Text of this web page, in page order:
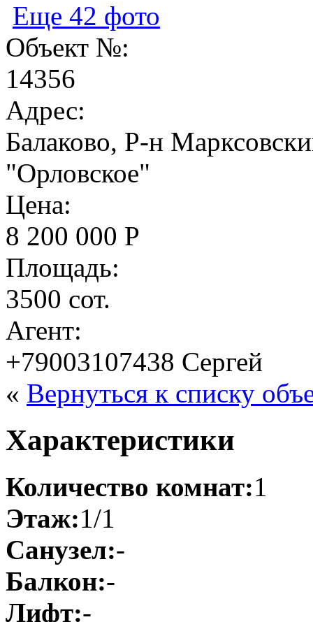
Еще 42 фото
Объект №:
14356
Адрес:
Балаково, Р-н
"Орловское"
Цена:
8 200 000 Р
Площадь:
3500 сот.
Агент:
+79003107438 Сергей
« Вернуться к списку
Характеристики
Количество комнат:1
Этаж:1/1
Санузел:-
Балкон:-
Лифт:-